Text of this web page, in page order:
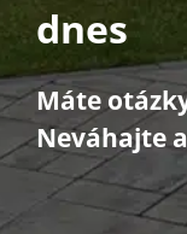
dnes
Máte
Neváhajte